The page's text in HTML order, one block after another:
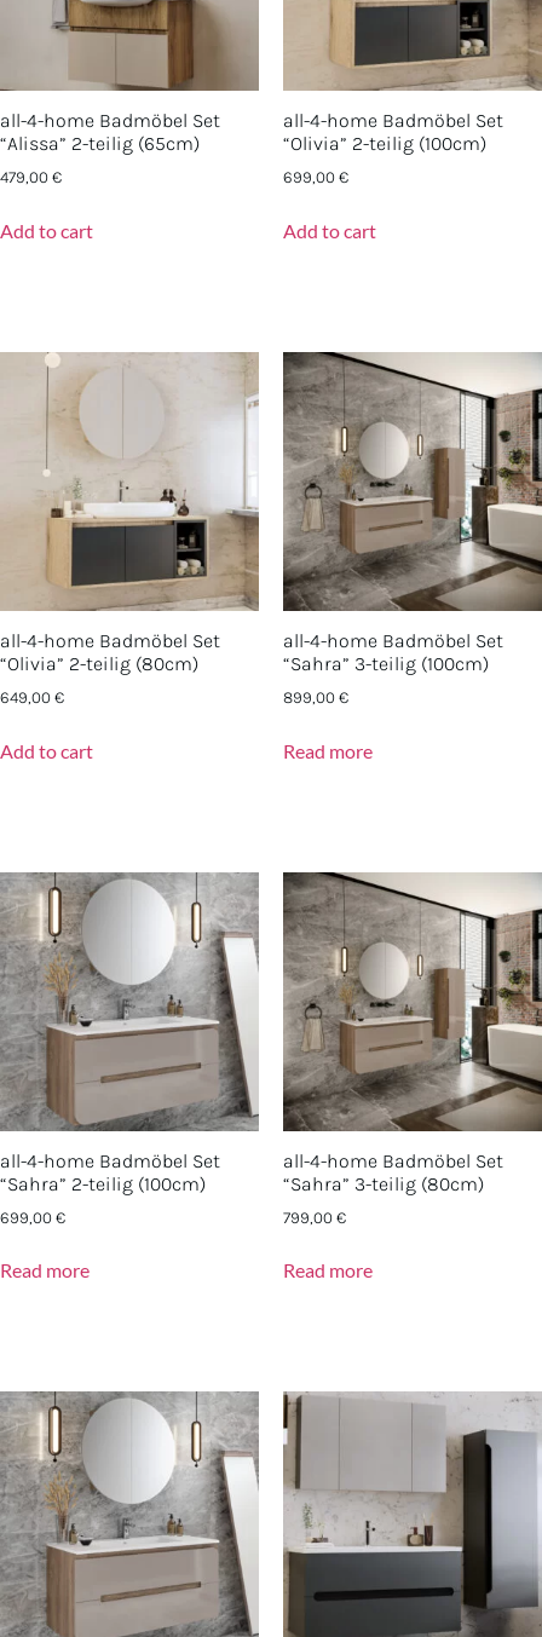
all-4-home Badmöbel Set
“Alissa” 2-teilig (65cm)
479,00€
Add to cart
all-4-home Badmöbel Set
“Olivia” 2-teilig (100cm)
699,00€
Add to cart
all-4-home Badmöbel Set
“Olivia” 2-teilig (80cm)
649,00€
Add to cart
all-4-home Badmöbel Set
“Sahra” 3-teilig (100cm)
899,00€
Read more
all-4-home Badmöbel Set
“Sahra” 2-teilig (100cm)
699,00€
Read more
all-4-home Badmöbel Set
“Sahra” 3-teilig (80cm)
799,00€
Read more